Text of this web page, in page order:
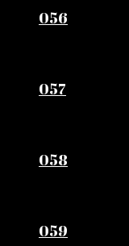
056
057
058
059